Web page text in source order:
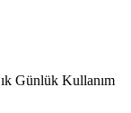
Günlük Kullanım